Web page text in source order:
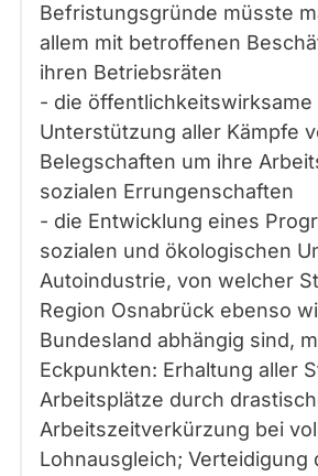
Befristungsgründe müsste
allem mit betroffenen
ihren Betriebsräten
- die öffentlichkeitswirksame
Unterstützung aller Kämpfe
Belegschaften um ihre
sozialen Errungenschaften
- die Entwicklung eines
sozialen und ökologischen
Autoindustrie, von welcher
Region Osnabrück ebenso
Bundesland abhängig sind,
Eckpunkten: Erhaltung aller
Arbeitsplätze durch
Arbeitszeitverkürzung bei
Lohnausgleich; Verteidigung